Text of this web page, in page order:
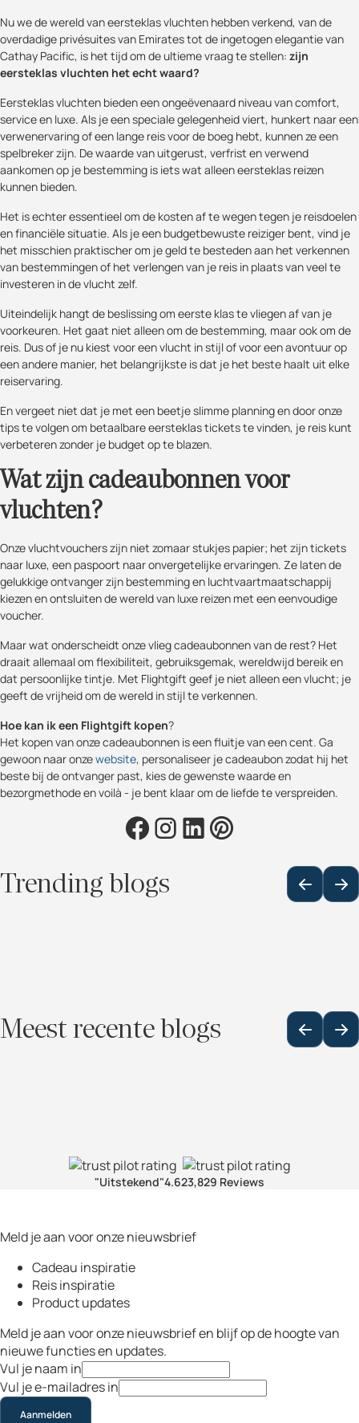
Nu we de wereld van eersteklas vluchten hebben verkend, van de
overdadige privésuites van Emirates tot de ingetogen elegantie van
Cathay Pacific, is het tijd om de ultieme vraag te stellen: zijn
eersteklas vluchten het echt waard?
Eersteklas vluchten bieden een ongeëvenaard niveau van comfort,
service en luxe. Als je een speciale gelegenheid viert, hunkert naar een
verwenervaring of een lange reis voor de boeg hebt, kunnen ze een
spelbreker zijn. De waarde van uitgerust, verfrist en verwend
aankomen op je bestemming is iets wat alleen eersteklas reizen
kunnen bieden.
Het is echter essentieel om de kosten af te wegen tegen je reisdoelen
en financiële situatie. Als je een budgetbewuste reiziger bent, vind je
het misschien praktischer om je geld te besteden aan het verkennen
van bestemmingen of het verlengen van je reis in plaats van veel te
investeren in de vlucht zelf.
Uiteindelijk hangt de beslissing om eerste klas te vliegen af van je
voorkeuren. Het gaat niet alleen om de bestemming, maar ook om de
reis. Dus of je nu kiest voor een vlucht in stijl of voor een avontuur op
een andere manier, het belangrijkste is dat je het beste haalt uit elke
reiservaring.
En vergeet niet dat je met een beetje slimme planning en door onze
tips te volgen om betaalbare eersteklas tickets te vinden, je reis kunt
verbeteren zonder je budget op te blazen.
Wat zijn cadeaubonnen voor
vluchten?
Onze vluchtvouchers zijn niet zomaar stukjes papier; het zijn tickets
naar luxe, een paspoort naar onvergetelijke ervaringen. Ze laten de
gelukkige ontvanger zijn bestemming en luchtvaartmaatschappij
kiezen en ontsluiten de wereld van luxe reizen met een eenvoudige
voucher.
Maar wat onderscheidt onze vlieg cadeaubonnen van de rest? Het
draait allemaal om flexibiliteit, gebruiksgemak, wereldwijd bereik en
dat persoonlijke tintje. Met Flightgift geef je niet alleen een vlucht; je
geeft de vrijheid om de wereld in stijl te verkennen.
Hoe kan ik een Flightgift kopen?
Het kopen van onze cadeaubonnen is een fluitje van een cent. Ga
gewoon naar onzewebsite, personaliseer je cadeaubon zodat hij het
beste bij de ontvanger past, kies de gewenste waarde en
bezorgmethode en voilà - je bent klaar om de liefde te verspreiden.
Trending blogs
Meest recente blogs
"Uitstekend"4.623,829 Reviews
Meld je aan voor onze nieuwsbrief
Cadeau inspiratie
Reis inspiratie
Product updates
Meld je aan voor onze nieuwsbrief en blijf op de hoogte van
nieuwe functies en updates.
Vul je naam in
Vul je e-mailadres in
Aanmelden